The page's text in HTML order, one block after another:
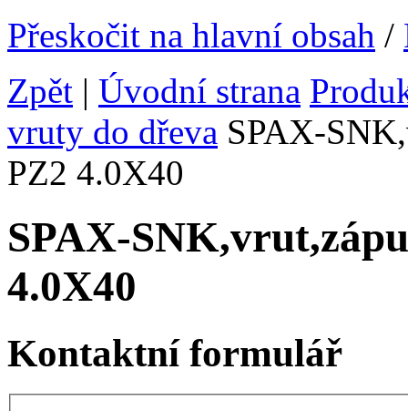
Přeskočit na hlavní obsah /
Zpět | Úvodní strana
vruty do dřeva SPAX-
PZ2 4.0X40
SPAX-
4.0X40
Kontaktní formulář